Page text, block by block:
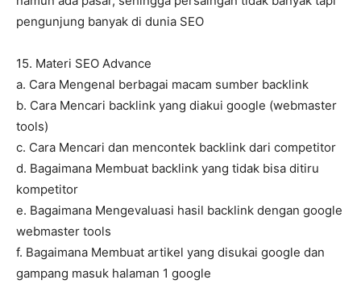
pengunjung banyak di dunia SEO
15. Materi SEO Advance
a. Cara Mengenal berbagai macam sumber backlink
b. Cara Mencari backlink yang diakui google (webmaster
tools)
c. Cara Mencari dan mencontek backlink dari competitor
d. Bagaimana Membuat backlink yang tidak bisa ditiru
kompetitor
e. Bagaimana Mengevaluasi hasil backlink dengan google
webmaster tools
f. Bagaimana Membuat artikel yang disukai google dan
gampang masuk halaman 1 google